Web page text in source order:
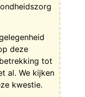
deze
tot
al. We kijken
kwestie.